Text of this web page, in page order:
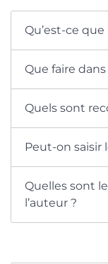
Qu’est-ce
Que faire dans
Quels sont
Peut-on saisir
Quelles sont
l’auteur ?